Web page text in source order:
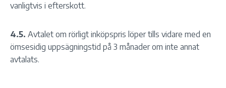
vanligtvis i efterskott.
4.5. Avtalet om rörligt inköpspris löper tills vidare med en
ömsesidig uppsägningstid på 3 månader om inte annat
avtalats.